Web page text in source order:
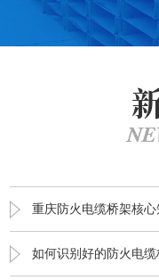
重庆防火电缆桥架核心
如何识别好的防火电缆